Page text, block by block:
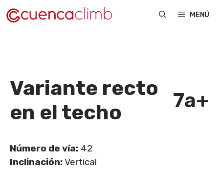
Saltar
al
MENÚ
Variante recto
en el techo
7a+
Número de vía: 42
Inclinación:Vertical